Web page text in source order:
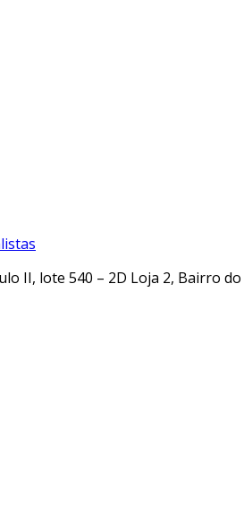
II, lote 540 – 2D Loja 2, Bairro